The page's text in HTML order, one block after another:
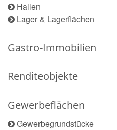
Hallen
Lager & Lagerflächen
Gastro-Immobilien
Renditeobjekte
Gewerbeflächen
Gewerbegrundstücke